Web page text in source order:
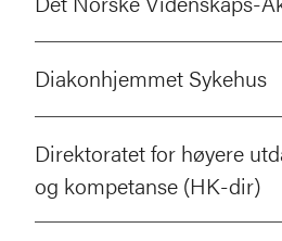
Diakonhjemmet Sykehus
Direktoratet for høyere
og kompetanse (HK-dir)